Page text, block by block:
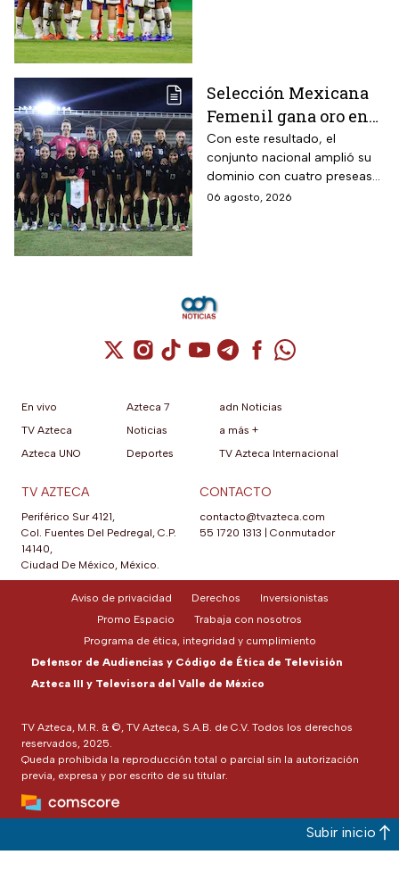
Selección Mexicana
Femenil gana oro en
Juegos
Centroamericanos; el
camino de México a la
gloria
Con este resultado, el
conjunto nacional amplió su
dominio con cuatro preseas
doradas de forma
06 agosto, 2026
Cuenta de X / Twitter (se abre en una
Cuenta de Instagram (se abre en una
Cuenta de TikTok (se abre en
Cuenta de YouTube (se abre
Cuenta de Telegram (se
Cuenta de
Cuenta de
En vivo
TV Azteca
Azteca UNO
Azteca 7
Noticias
Deportes
adn Noticias
a más +
TV Azteca Internacional
TV AZTECA
Periférico Sur 4121,
Col. Fuentes Del Pedregal, C.P.
14140,
Ciudad De México, México.
CONTACTO
contacto@tvazteca.com
55 1720 1313
Conmutador
TV Azteca, M.R. & ©, TV Azteca, S.A.B. de C.V. Todos los derechos
reservados, 2025.
Queda prohibida la reproducción total o parcial sin la autorización
previa, expresa y por escrito de su titular.
Aviso de privacidad Derechos
Inversionistas
Promo Espacio
Trabaja con nosotros
Programa de ética, integridad y cumplimiento
Defensor de Audiencias y Código de Ética de Televisión
Azteca III y Televisora del Valle de México
Subir inicio